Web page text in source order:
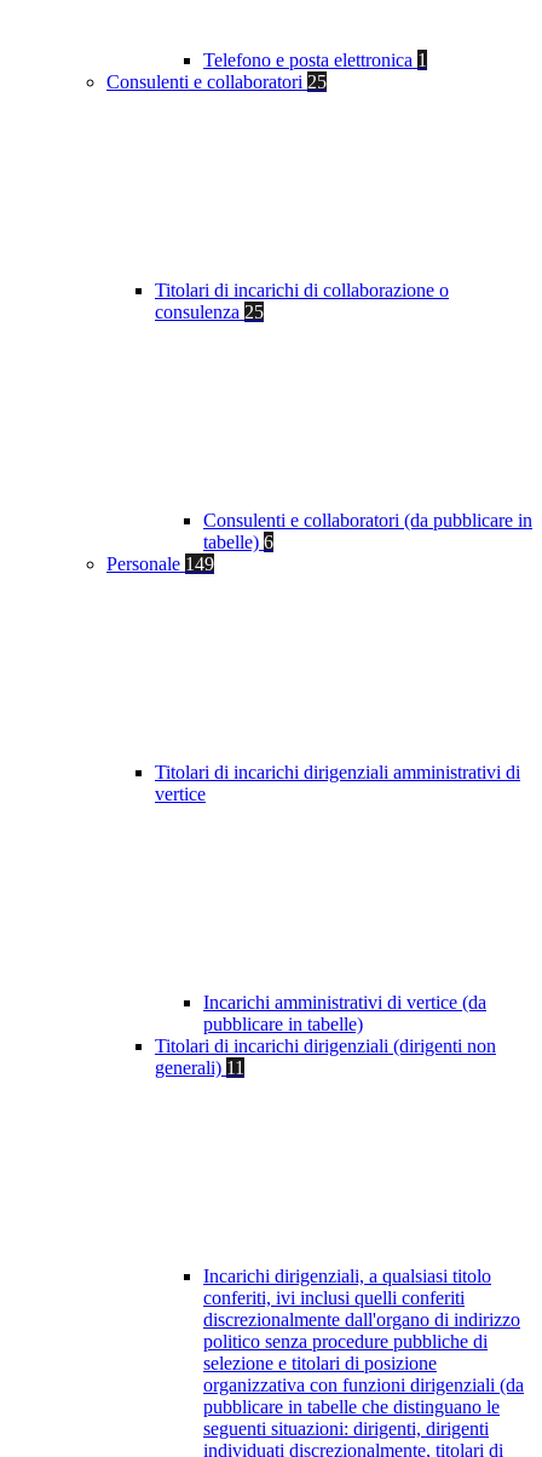
Telefono e posta elettronica 1
Consulenti e collaboratori 25
Titolari di incarichi di collaborazione o
consulenza 25
Consulenti e collaboratori (da pubblicare in
tabelle) 6
Personale 149
Titolari di incarichi dirigenziali amministrativi di
vertice
Incarichi amministrativi di vertice (da
pubblicare in tabelle)
Titolari di incarichi dirigenziali (dirigenti non
generali) 11
Incarichi dirigenziali, a qualsiasi titolo
conferiti, ivi inclusi quelli conferiti
discrezionalmente dall'organo di indirizzo
politico senza procedure pubbliche di
selezione e titolari di posizione
organizzativa con funzioni dirigenziali (da
pubblicare in tabelle che distinguano le
seguenti situazioni: dirigenti, dirigenti
individuati discrezionalmente, titolari di